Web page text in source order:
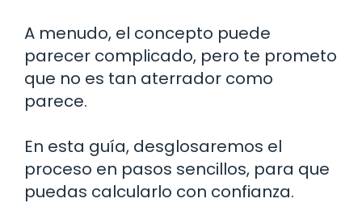
A menudo, el concepto puede
parecer complicado, pero te prometo
que no es tan aterrador como
parece.
En esta guía, desglosaremos el
proceso en pasos sencillos, para que
puedas calcularlo con confianza.